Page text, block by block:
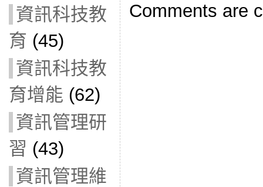
資訊科技教
育 (45)
資訊科技教
育增能 (62)
資訊管理研
習 (43)
資訊管理維
Comments are